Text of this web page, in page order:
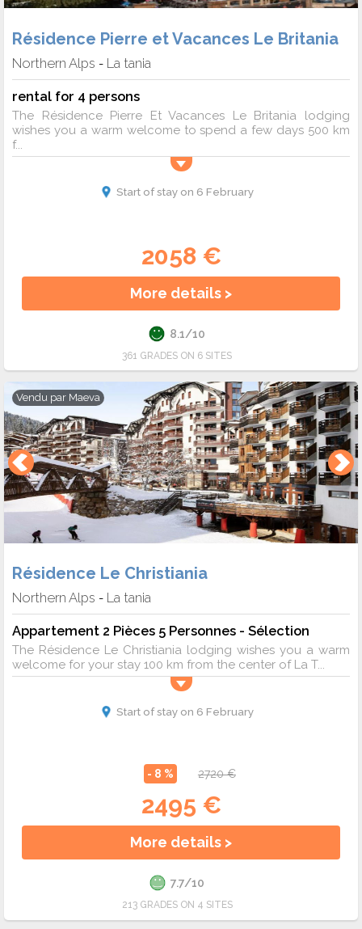
Résidence Pierre et Vacances Le Britania
Northern Alps - La tania
rental for 4 persons
The Résidence Pierre Et Vacances Le Britania lodging
wishes you a warm welcome to spend a few days 500 km
f...
Start of stay on 6 February
2058 €
More details >
8.1/10
361 GRADES ON 6 SITES
Vendu par Maeva
Résidence Le Christiania
Northern Alps - La tania
Appartement 2 Pièces 5 Personnes - Sélection
The Résidence Le Christiania lodging wishes you a warm
welcome for your stay 100 km from the center of La T...
Start of stay on 6 February
- 8 % 2720 €
2495 €
More details >
7.7/10
213 GRADES ON 4 SITES